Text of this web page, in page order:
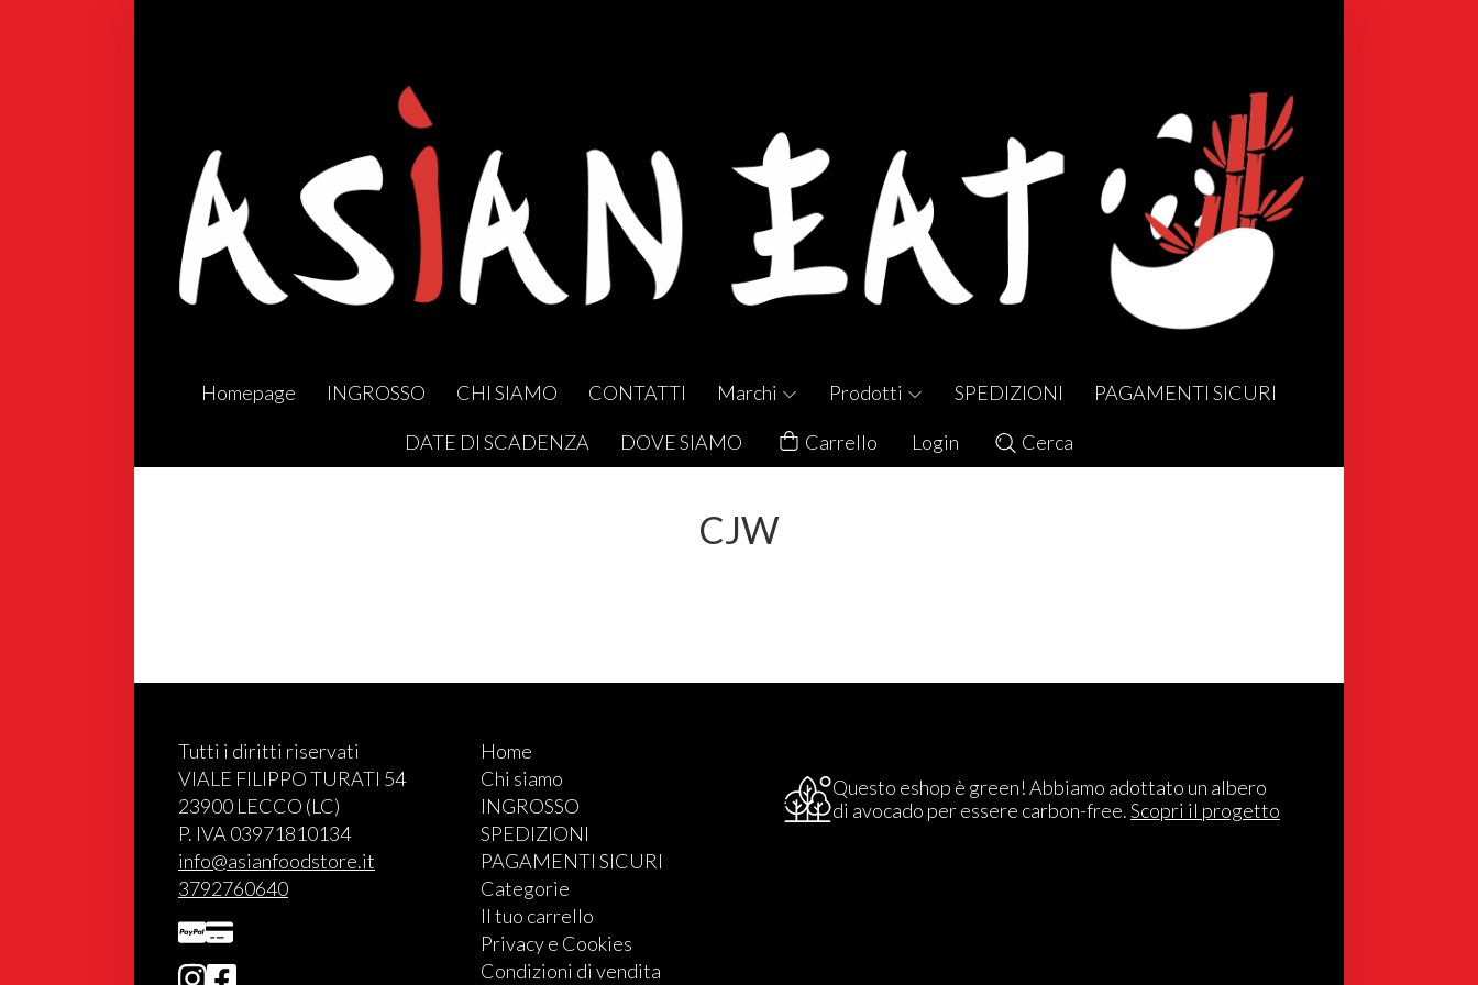
Homepage INGROSSO CHI SIAMO CONTATTI Marchi Prodotti SPEDIZIONI PAGAMENTI SICURI
DATE DI SCADENZA DOVE SIAMO Carrello Login Cerca
CJW
Tutti i diritti riservati
VIALE FILIPPO TURATI 54
23900 LECCO (LC)
P. IVA 03971810134
info@asianfoodstore.it
3792760640
Home
Chi siamo
INGROSSO
SPEDIZIONI
PAGAMENTI SICURI
Categorie
Il tuo carrello
Privacy e Cookies
Condizioni di vendita
Questo eshop è green! Abbiamo adottato un albero
di avocado per essere carbon-free.Scopri il progetto